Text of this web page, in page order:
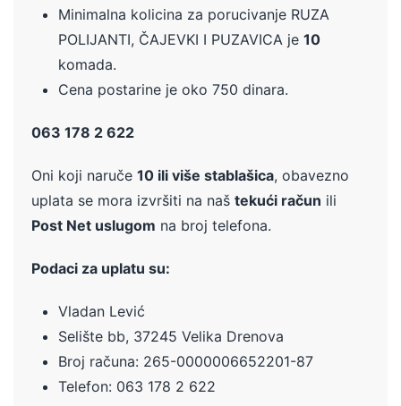
Minimalna kolicina za porucivanje RUZA
POLIJANTI, ČAJEVKI I PUZAVICA je 10
komada.
Cena postarine je oko 750 dinara.
063 178 2 622
Oni koji naruče 10 ili više stablašica, obavezno
uplata se mora izvršiti na naš tekući račun ili
Post Net uslugom na broj telefona.
Podaci za uplatu su:
Vladan Lević
Selište bb, 37245 Velika Drenova
Broj računa: 265-0000006652201-87
Telefon: 063 178 2 622